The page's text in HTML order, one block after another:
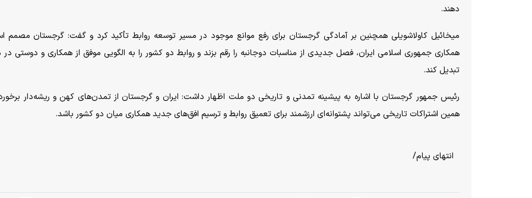
دهند.
میخائیل کاولاشویلی همچنین بر آمادگی گرجستان برای رفع موانع موجود در مسیر توسعه روابط تأکید کرد و گفت: گرجستان مصمم
همکاری جمهوری اسلامی ایران، فصل جدیدی از مناسبات دوجانبه را رقم بزند و روابط دو کشور را به الگویی موفق از همکاری و دوستی در
تبدیل کند.
رئیس جمهور گرجستان با اشاره به پیشینه تمدنی و تاریخی دو ملت اظهار داشت: ایران و گرجستان از تمدن‌های کهن و ریشه‌دار
همین اشتراکات تاریخی می‌تواند پشتوانه‌ای ارزشمند برای تعمیق روابط و ترسیم افق‌های جدید همکاری میان دو کشور باشد.
انتهای پیام/